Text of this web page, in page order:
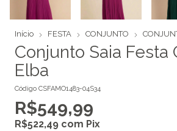
Início FESTA CONJUNTO
Conjunto Saia Festa
Elba
Código CSFAMO1483-04S34
R$549,99
R$522,49 com Pix